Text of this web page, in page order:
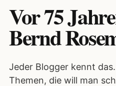
Vor 75
Bernd
Jeder Blogger kennt
Themen, die will man